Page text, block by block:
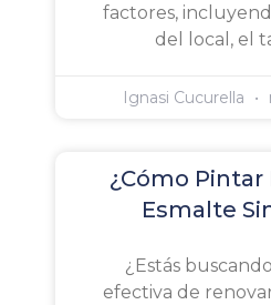
factores,
del local, el
Ignasi Cucurella
¿Cómo Pintar
Esmalte
¿Estás
efectiva de